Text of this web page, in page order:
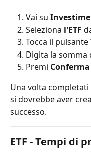
Vai su
Seleziona l'ETF
Tocca il pulsante
Digita la somma
Premi
Una volta
si dovrebbe aver
successo.
ETF - Tempi di